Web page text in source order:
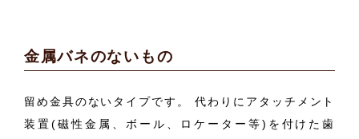
金属バネのないもの
留め金具のないタイプです。 代わりにアタッチメント
装置(磁性金属、ボール、ロケーター等)を付けた歯